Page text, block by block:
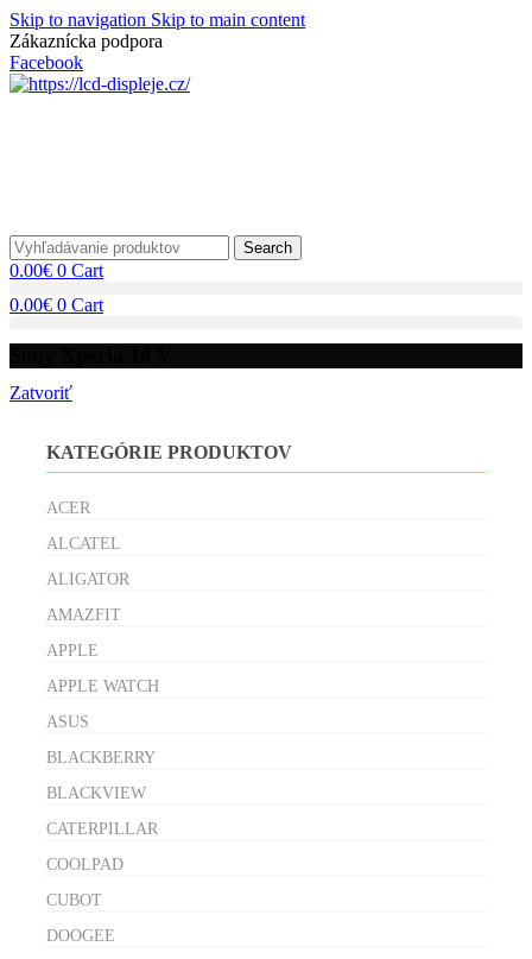
Skip to navigation Skip to main content
Zákaznícka podpora
Facebook
Search
0.00€ 0 Cart
0.00€ 0 Cart
Zatvoriť
KATEGÓRIE PRODUKTOV
ACER
ALCATEL
ALIGATOR
AMAZFIT
APPLE
APPLE WATCH
ASUS
BLACKBERRY
BLACKVIEW
CATERPILLAR
COOLPAD
CUBOT
DOOGEE